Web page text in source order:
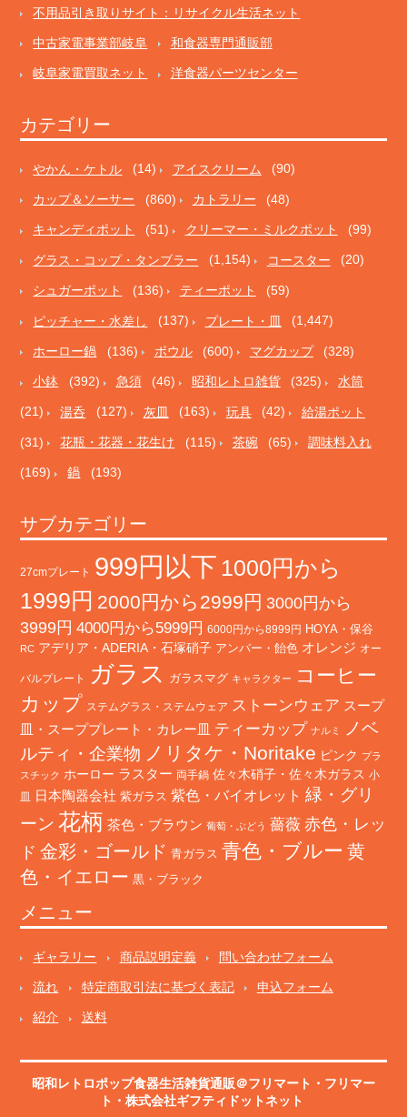
不用品引き取りサイト：リサイクル生活ネット
中古家電事業部岐阜 和食器専門通販部
岐阜家電買取ネット 洋食器パーツセンター
カテゴリー
やかん・ケトル (14) アイスクリーム (90)
カップ＆ソーサー (860) カトラリー (48)
キャンディポット (51) クリーマー・ミルクポット (99)
グラス・コップ・タンブラー (1,154) コースター (20)
シュガーポット (136) ティーポット (59)
ピッチャー・水差し (137) プレート・皿 (1,447)
ホーロー鍋 (136) ボウル (600) マグカップ (328)
小鉢 (392) 急須 (46) 昭和レトロ雑貨 (325) 水筒
(21) 湯呑 (127) 灰皿 (163) 玩具 (42) 給湯ポット
(31) 花瓶・花器・花生け (115) 茶碗 (65) 調味料入れ
(169) 鍋 (193)
サブカテゴリー
27cmプレート 999円以下 1000円から
1999円 2000円から2999円 3000円から
3999円 4000円から5999円 6000円から8999円 HOYA・保谷
RC アデリア・ADERIA・石塚硝子 アンバー・飴色 オレンジ オー
バルプレート ガラス ガラスマグ キャラクター
コーヒー
カップ ステムグラス・ステムウェア ストーンウェア スープ
皿・スーププレート・カレー皿 ティーカップ ナルミ
ノベ
ルティ・企業物 ノリタケ・Noritake ピンク プラ
スチック ホーロー ラスター 両手鍋 佐々木硝子・佐々木ガラス 小
皿
日本陶器会社 紫ガラス 紫色・バイオレット 緑・グリ
ーン 花柄 茶色・ブラウン 葡萄・ぶどう 薔薇 赤色・レッ
ド 金彩・ゴールド 青ガラス 青色・ブルー 黄
色・イエロー 黒・ブラック
メニュー
ギャラリー 商品説明定義 問い合わせフォーム
流れ 特定商取引法に基づく表記 申込フォーム
紹介 送料
昭和レトロポップ食器生活雑貨通販＠フリマート ・ フリマー
ト ・株式会社ギフティドットネット